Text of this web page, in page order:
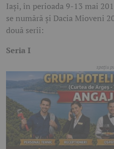
Iași, în perioada 9-13 mai
se numără și Dacia Mioveni
două serii:
Seria I